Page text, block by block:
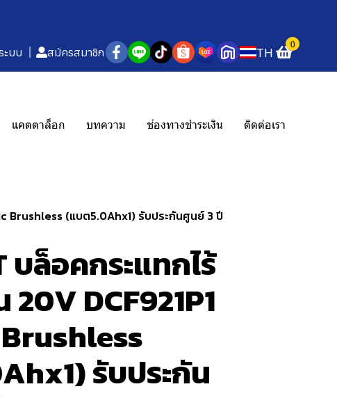
ะบบ สมัครสมาชิก TH 0
แคตตาล็อก บทความ ช่องทางชำระเงิน ติดต่อเรา
Brushless (แบต5.0Ahx1) รับประกันศูนย์ 3 ปี
บล็อคกระแทกไร้
20V DCF921P1
รับประกัน